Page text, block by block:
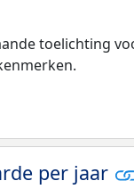
toelichting
per jaar